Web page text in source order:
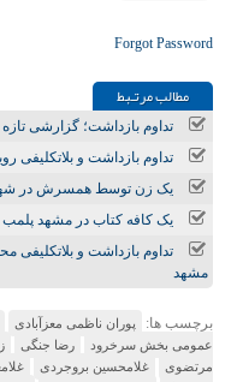
Forgot Password
مطالب مرتـبط
تداوم بازداشت؛ گزارشی
تداوم بازداشت و بلاتکلیفی
یک زن توسط همسرش در
یک کافه کتاب در مشهد
تداوم بازداشت و بلاتکلیفی
مشهد
برچسب ها: پوران ناظمی معزآبادی
عمومی بخش سرخرود
رضا جنگی
مرتضوی
غلامحسین بروجردی